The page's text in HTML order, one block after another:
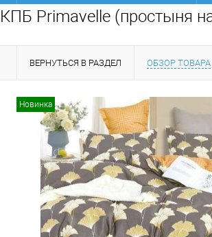
КПБ Primavelle (простыня
ВЕРНУТЬСЯ В РАЗДЕЛ ОБЗОР ТОВАРА
Новинка